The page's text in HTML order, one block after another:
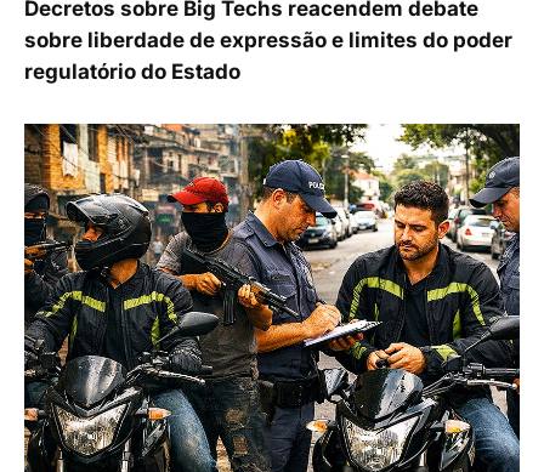
Decretos sobre Big Techs reacendem debate
sobre liberdade de expressão e limites do poder
regulatório do Estado